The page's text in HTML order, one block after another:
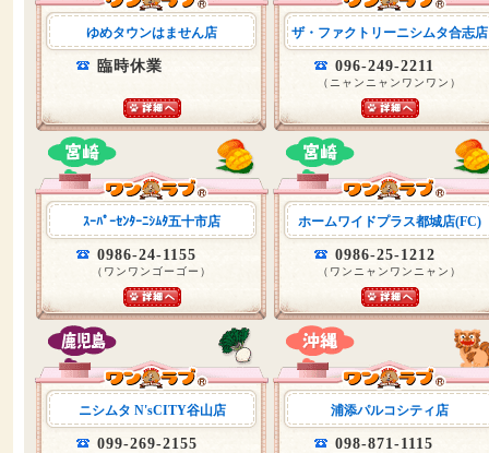
ゆめタウンはません店
臨時休業
ザ・ファクトリーニシムタ合志店
096-249-2211
（ニャンニャンワンワン）
ｽｰﾊﾟｰｾﾝﾀｰﾆｼﾑﾀ五十市店
0986-24-1155
（ワンワンゴーゴー）
ホームワイドプラス都城店(FC)
0986-25-1212
（ワンニャンワンニャン）
ニシムタ N'sCITY谷山店
099-269-2155
浦添パルコシティ店
098-871-1115